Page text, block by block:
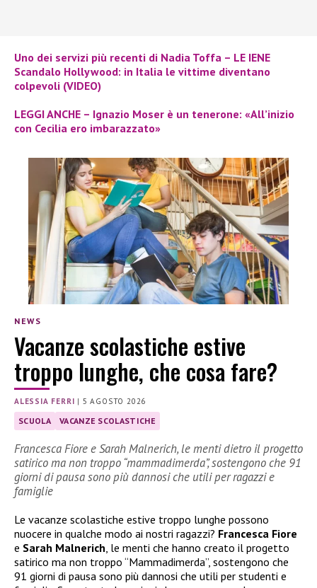
Uno dei servizi più recenti di Nadia Toffa – LE IENE
Scandalo Hollywood: in Italia le vittime diventano
colpevoli (VIDEO)
LEGGI ANCHE – Ignazio Moser è un tenerone: «All’inizio
con Cecilia ero imbarazzato»
NEWS
Vacanze scolastiche estive
troppo lunghe, che cosa fare?
ALESSIA FERRI | 5 AGOSTO 2026
SCUOLA VACANZE SCOLASTICHE
Francesca Fiore e Sarah Malnerich, le menti dietro il progetto
satirico ma non troppo “mammadimerda”, sostengono che 91
giorni di pausa sono più dannosi che utili per ragazzi e
famiglie
Le vacanze scolastiche estive troppo lunghe possono
nuocere in qualche modo ai nostri ragazzi? Francesca Fiore
e Sarah Malnerich, le menti che hanno creato il progetto
satirico ma non troppo “Mammadimerda”, sostengono che
91 giorni di pausa sono più dannosi che utili per studenti e